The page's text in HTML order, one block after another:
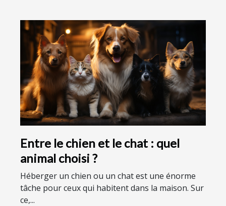
Entre le chien et le chat : quel
animal choisi ?
Héberger un chien ou un chat est une énorme
tâche pour ceux qui habitent dans la maison. Sur
ce,...